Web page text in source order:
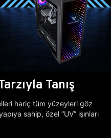
Tanış
hariç tüm yüzeyleri göz
sahip, özel “UV” ışınları